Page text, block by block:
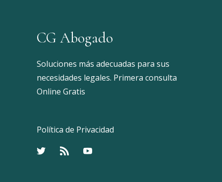
CG Abogado
Soluciones más adecuadas para sus
necesidades legales. Primera consulta
Online Gratis
Política de Privacidad